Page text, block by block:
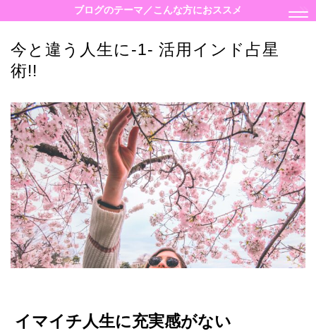
ブログのテーマ／こんな方におススメ
今と違う人生に-1- 活用インド占星
術!!
イマイチ人生に充実感がない